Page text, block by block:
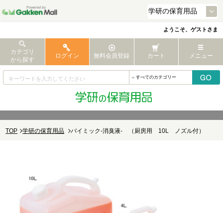
ようこそ、ゲストさま
カテゴリ
から探す
ログイン 無料会員登録 カート メニュー
TOP 学研の保育用品 バイミック-消臭液- （厨房用 10L ノズル付）